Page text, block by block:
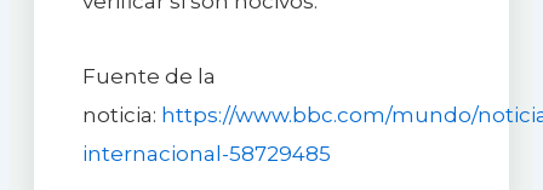
Fuente de la
noticia: https://www.bbc.com/mundo/
internacional-58729485